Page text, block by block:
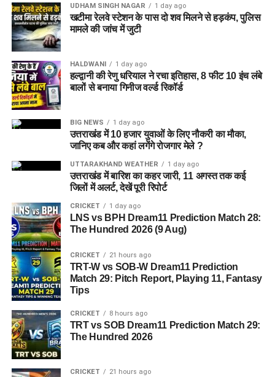
अक्षय उर्फ गोलू— निवासी बिजनौर, उत्तर प्रदेश
सोनू सैनी
— निवासी बिजनौर, उत्तर प्रदेश
सोनू शर्मा— निवासी मुरादाबाद, उत्तर प्रदेश
कांवड़ मेले के बीच पुलिस की कार्रवाई
की इस वारदात का खुलासा पुलिस के लिए अहम माना जा रहा है। CCTV
फुटेज और मुखबिर की सूचना के आधार पर पुलिस टीम ने पहले टैम्पो चालक
को पकड़ा और फिर उसकी निशानदेही पर उसके दोनों साथियों तक पहुंची।
पुलिस का कहना है कि आरोपियों से पूछताछ के आधार पर मामले में आगे की
कार्रवाई की जा रही है। साथ ही उनके आपराधिक इतिहास और अन्य
संभावित वारदातों के संबंध में भी जानकारी जुटाई जा रही है।
UDHAM SINGH NAGAR 1 day ago
खटीमा रेलवे स्टेशन के पास दो शव मिलने से हड़कंप, पुलिस
मामले की जांच में जुटी
HALDWANI 1 day ago
हल्द्वानी की रेणु धरियाल ने रचा इतिहास, 8 फीट 10 इंच लंबे
बालों से बनाया गिनीज वर्ल्ड रिकॉर्ड
BIG NEWS 1 day ago
उत्तराखंड में 10 हजार युवाओं के लिए नौकरी का मौका,
जानिए कब और कहां लगेंगे रोजगार मेले ?
UTTARAKHAND WEATHER 1 day ago
उत्तराखंड में बारिश का कहर जारी, 11 अगस्त तक कई
जिलों में अलर्ट, देखें पूरी रिपोर्ट
CRICKET 1 day ago
LNS vs BPH Dream11 Prediction Match 28:
The Hundred 2026 (9 Aug)
CRICKET 21 hours ago
TRT-W vs SOB-W Dream11 Prediction
Match 29: Pitch Report, Playing 11, Fantasy
Tips
CRICKET 8 hours ago
TRT vs SOB Dream11 Prediction Match 29:
The Hundred 2026
CRICKET 21 hours ago